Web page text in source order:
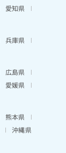
愛知県
兵庫県
広島県
愛媛県
熊本県
沖縄県